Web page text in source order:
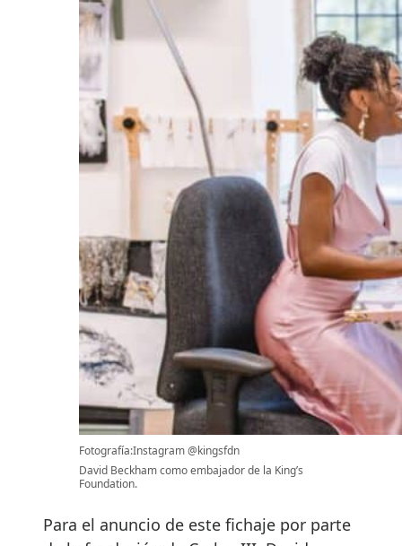
Fotografía:Instagram @kingsfdn
David Beckham como embajador de la King’s
Foundation.
Para el anuncio de este fichaje por parte